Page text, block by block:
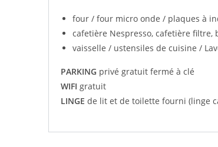
four / four micro onde / plaques à
cafetière Nespresso, cafetière filtre,
vaisselle / ustensiles de cuisine /
PARKING privé gratuit fermé à clé
WIFI gratuit
LINGE de lit et de toilette fourni (linge